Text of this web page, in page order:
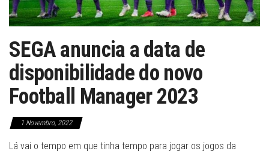
SEGA anuncia a data de
disponibilidade do novo
Football Manager 2023
1 Novembro, 2022
Lá vai o tempo em que tinha tempo para jogar os jogos da